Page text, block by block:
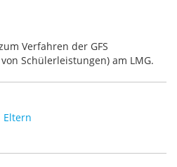
Verfahren der GFS
Schülerleistungen) am LMG.
Eltern